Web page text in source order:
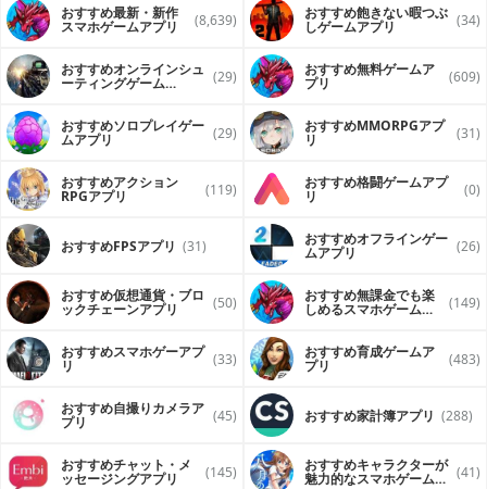
おすすめ最新・新作
スマホゲームアプリ (8,639) おすすめ飽きない暇つぶ
しゲームアプリ (34)
おすすめオンラインシュ
ーティングゲーム (29) おすすめ無料ゲームア
プリ (609)
おすすめソロプレイゲー
ムアプリ (29) おすすめ MMORPGアプ
リ (31)
おすすめアクション
RPGアプリ (119) おすすめ格闘ゲームアプ
リ (0)
おすすめFPSアプリ (31) おすすめオフラインゲー
ムアプリ (26)
おすすめ仮想通貨・ブロ
ックチェーンアプリ (50) おすすめ無課金でも楽
しめるスマホゲームア (149)
おすすめスマホゲーアプ
リ (33) おすすめ育成ゲームア
プリ (483)
おすすめ自撮りカメラア
プリ (45) おすすめ家計簿アプリ (288)
おすすめチャット・メ
ッセージングアプリ (145) おすすめキャラクターが
魅力的なスマホゲームア (41)